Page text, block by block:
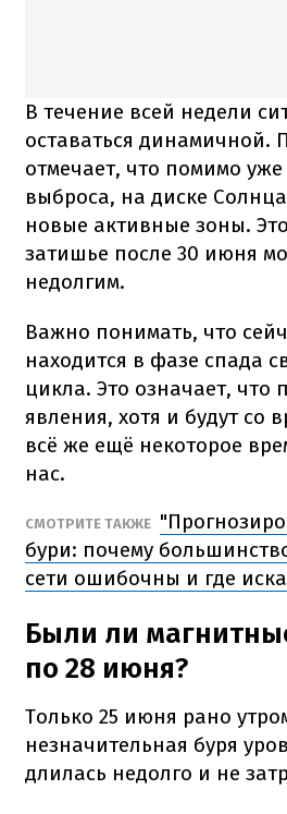
В течение всей недели
оставаться динамичной.
отмечает, что помимо уже
выброса, на диске
новые активные зоны.
затишье после 30 июня
недолгим.
Важно понимать, что
находится в фазе спада
цикла. Это означает, что
явления, хотя и будут со
всё же ещё некоторое
нас.
СМОТРИТЕ ТАКЖЕ
бури: почему
сети ошибочны и где
Были ли
по 28 июня?
Только 25 июня рано
незначительная буря
длилась недолго и не